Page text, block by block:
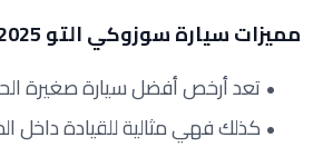
مميزات سيارة سوزوكي التو 2025
تعد أرخص أفضل سيارة صغيرة
كذلك فهي مثالية للقيادة داخل